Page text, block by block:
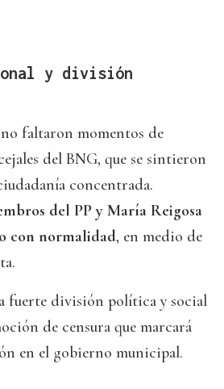
y división
faltaron momentos de
del BNG, que se sintieron
concentrada.
del PP y María Reigosa
con normalidad, en medio de
fuerte división política y social
de censura que marcará
en el gobierno municipal.